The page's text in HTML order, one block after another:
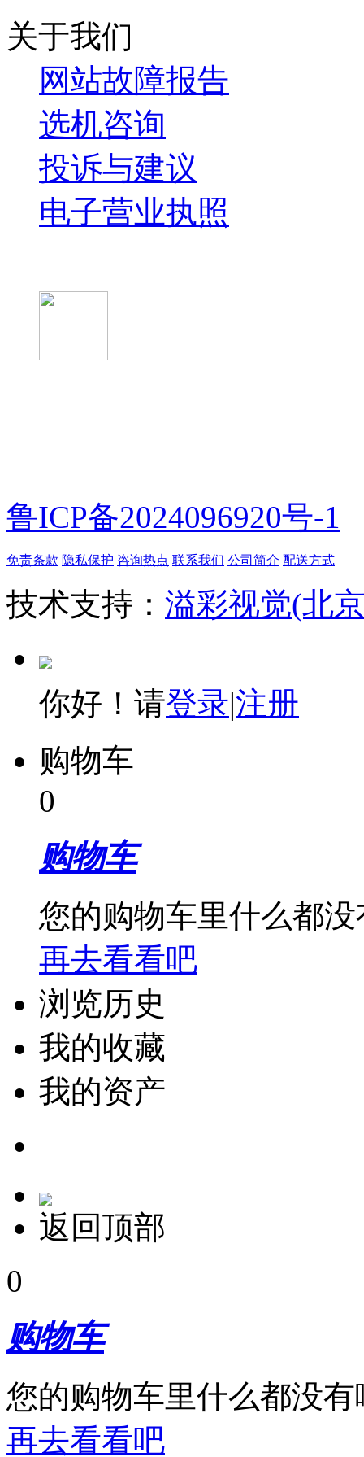
关于我们
网站故障报告
选机咨询
投诉与建议
电子营业执照
鲁ICP备2024096920号-1
免责条款 隐私保护 咨询热点 联系我们 公司简介 配送方式
技术支持： 溢彩视觉(北
你好！请登录|注册
购物车
0
购物车
您的购物车里什么都没
再去看看吧
浏览历史
我的收藏
我的资产
返回顶部
0
购物车
您的购物车里什么都没有
再去看看吧